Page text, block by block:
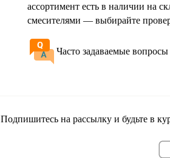
ассортимент есть в наличии на
смесителями — выбирайте
Часто задаваемые
Подпишитесь на рассылку и будьте в